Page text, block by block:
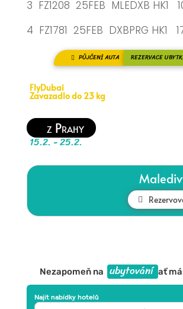
3 FZ1208 25FEB MLEDXB HK1
4 FZ1781 25FEB DXBPRG HK1
PŮJČENÍ AUTA REZERVACE
FlyDubai
Zavazadlo do 23 kg
z Prahy
15.2. - 25.2.
Nezapomeň na ubytování ať